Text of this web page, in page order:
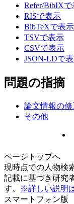
Refer/BibIXで
RISで表示
BibTeXで表示
TSVで表示
CSVで表示
JSON-LDで
問題の指摘
論文情報の修
その他
ページトップへ
現時点での人物検
記載に基づき研究
す。
※詳しい説明
スマートフォン版